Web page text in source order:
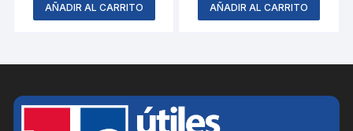
AÑADIR AL CARRITO AÑADIR AL CARRITO